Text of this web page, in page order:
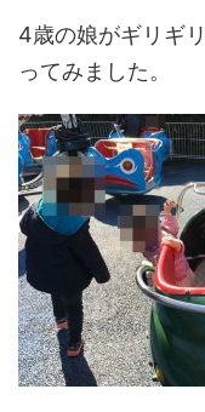
4歳の娘がギリギ
ってみました。